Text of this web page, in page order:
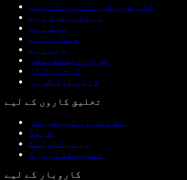
آئی فون اور آئی پیڈ ایپس
اینڈرائیڈ ایپ
میک ایپ
ونڈوز ایپ
ویب ایپ
کروم ایکسٹینشن
ایج ایڈ آن
ڈاؤن لوڈ کریں
تخلیق کاروں کے لیے
اے آئی وائس جنریٹر
ڈبنگ
وائس کلوننگ
اسپیچفائی ورک
کاروبار کے لیے